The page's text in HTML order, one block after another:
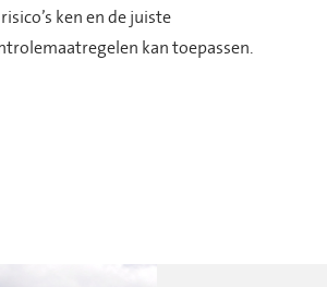
ken en de juiste
kan toepassen.